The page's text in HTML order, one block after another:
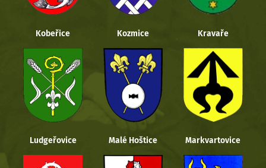
Kobeřice Kozmice Kravaře
Ludgeřovice Malé Hoštice Markvartovice